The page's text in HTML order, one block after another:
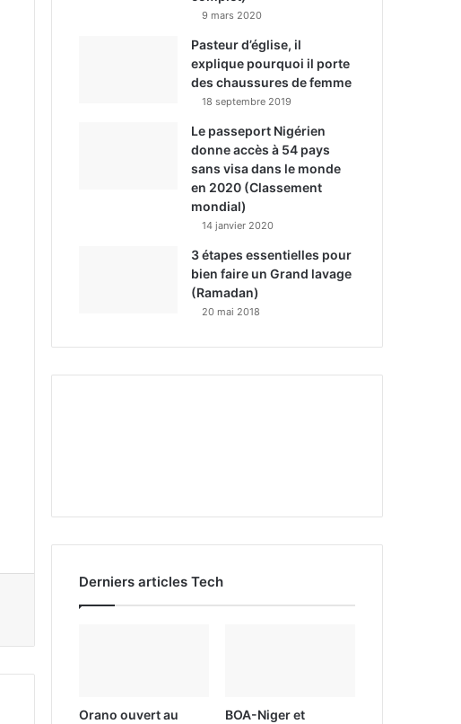
9 mars 2020
Pasteur d’église, il
explique pourquoi il porte
des chaussures de femme
18 septembre 2019
Le passeport Nigérien
donne accès à 54 pays
sans visa dans le monde
en 2020 (Classement
mondial)
14 janvier 2020
3 étapes essentielles pour
bien faire un Grand lavage
(Ramadan)
20 mai 2018
Derniers articles Tech
Orano ouvert au
BOA-Niger et